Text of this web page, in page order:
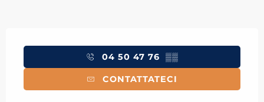
04 50 47 76 ▒▒
CONTATTATECI